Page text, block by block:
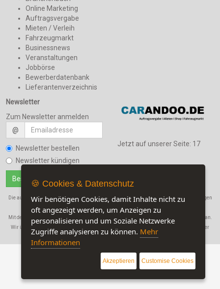
Online Marketing
Auftragsvergabe
Mieten / Verleih
Fahrzeugmarkt
Businessnews
Veranstaltungen
Jobbörse
Bewerberdatenbank
Lieferantenverzeichnis
Newsletter
Zum Newsletter anmelden
@
Newsletter bestellen
Newsletter kündigen
Jetzt auf unserer Seite: 17
Die auf dieser Seite verwendeten Produktbezeichnungen, Namen und Warenbezeichnungen
sind Eigentum der jeweiligen Firmen.
Mit der Benutzung dieser Seite erkennen Sie unsere
AGB Datenschutzerklärung
an.
Wir übernehmen in keinem Fall eine Haftung für Schäden, die durch den Gebrauch dieser
🍪 Cookies & Datenschutz
Wir benötigen Cookies, damit Inhalte nicht zu
oft angezeigt werden, um Anzeigen zu
personalisieren und um Soziale Netzwerke
Zugriffe analysieren zu können. Mehr
Informationen
Akzeptieren Customise Cookies